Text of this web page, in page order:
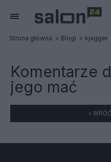
Strona główna Blogi kjagger
Komentarze
jego mać
«